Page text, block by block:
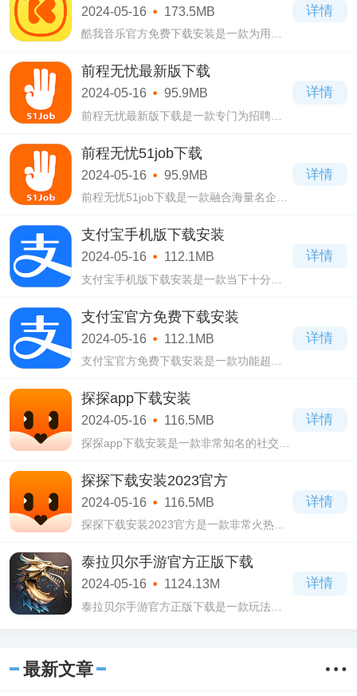
2024-05-16 173.5MB
酷我音乐官方免费下载安装是一款为用户
酷我音乐官方免费下载安装采用简洁的页
面设计，有着非常丰富的音乐。
详情
前程无忧最新版下载
2024-05-16 95.9MB
前程无忧最新版下载是一款专门为招聘与
最新版下载这里拥有强大的功能，海量的
招聘信息。
详情
前程无忧51job下载
2024-05-16 95.9MB
前程无忧51job下载是一款融合海量名企，
程无忧51job下载采用简洁的页面设计，有
着海量的招聘信息资源。
详情
支付宝手机版下载安装
2024-05-16 112.1MB
支付宝手机版下载安装是一款当下十分受
安装这款软件的功能十分强大，尤其是支
付功能。
详情
支付宝官方免费下载安装
2024-05-16 112.1MB
支付宝官方免费下载安装是一款功能超级
安装拥有简洁的页面设计，有着非常强大
的功能，覆盖了人们生活中的方方面面。
详情
探探app下载安装
2024-05-16 116.5MB
探探app下载安装是一款非常知名的社交交
户在使用这款软件，不管你是找知心好
友，还是找另一半都可以使用它。
详情
探探下载安装2023官方
2024-05-16 116.5MB
探探下载安装2023官方是一款非常火热的
面有着非常强大的功能供用户免费使用，
而且现在很多人都在使用这款软件在网上
交友。
详情
泰拉贝尔手游官方正版下载
2024-05-16 1124.13M
泰拉贝尔手游官方正版下载是一款玩法十
家需要
详情
最新文章